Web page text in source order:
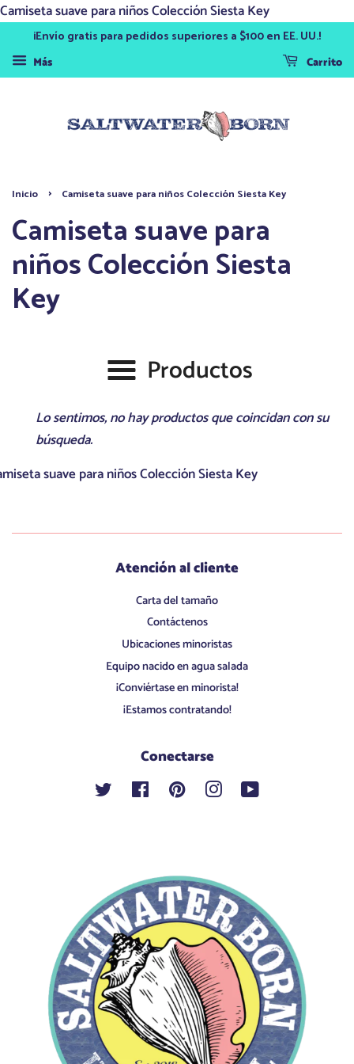
Camiseta suave para niños Colección Siesta Key
¡Envío gratis para pedidos superiores a $100 en EE. UU.!
Más
Carrito
Inicio › Camiseta suave para niños Colección Siesta Key
Camiseta suave para
niños Colección Siesta
Key
Productos
Lo sentimos, no hay productos que coincidan con su
búsqueda.
suave para niños Colección Siesta Key
Atención al cliente
Carta del tamaño
Contáctenos
Ubicaciones minoristas
Equipo nacido en agua salada
¡Conviértase en minorista!
¡Estamos contratando!
Conectarse
Twitter Facebook Pinterest Instagram